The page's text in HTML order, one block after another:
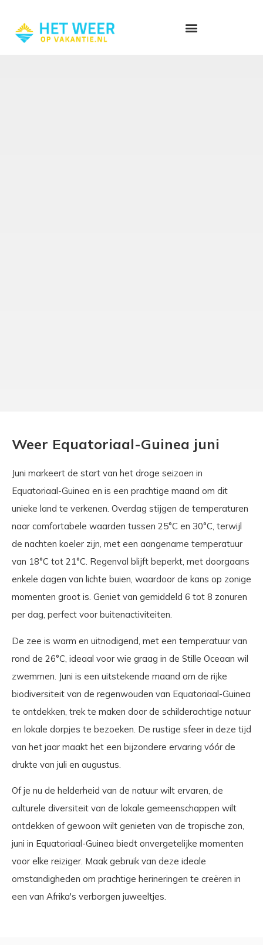
Weer Equatoriaal-Guinea juni
Juni markeert de start van het droge seizoen in
Equatoriaal-Guinea en is een prachtige maand om dit
unieke land te verkenen. Overdag stijgen de temperaturen
naar comfortabele waarden tussen 25°C en 30°C, terwijl
de nachten koeler zijn, met een aangename temperatuur
van 18°C tot 21°C. Regenval blijft beperkt, met doorgaans
enkele dagen van lichte buien, waardoor de kans op zonige
momenten groot is. Geniet van gemiddeld 6 tot 8 zonuren
per dag, perfect voor buitenactiviteiten.
De zee is warm en uitnodigend, met een temperatuur van
rond de 26°C, ideaal voor wie graag in de Stille Oceaan wil
zwemmen. Juni is een uitstekende maand om de rijke
biodiversiteit van de regenwouden van Equatoriaal-Guinea
te ontdekken, trek te maken door de schilderachtige natuur
en lokale dorpjes te bezoeken. De rustige sfeer in deze tijd
van het jaar maakt het een bijzondere ervaring vóór de
drukte van juli en augustus.
Of je nu de helderheid van de natuur wilt ervaren, de
culturele diversiteit van de lokale gemeenschappen wilt
ontdekken of gewoon wilt genieten van de tropische zon,
juni in Equatoriaal-Guinea biedt onvergetelijke momenten
voor elke reiziger. Maak gebruik van deze ideale
omstandigheden om prachtige herineringen te creëren in
een van Afrika's verborgen juweeltjes.